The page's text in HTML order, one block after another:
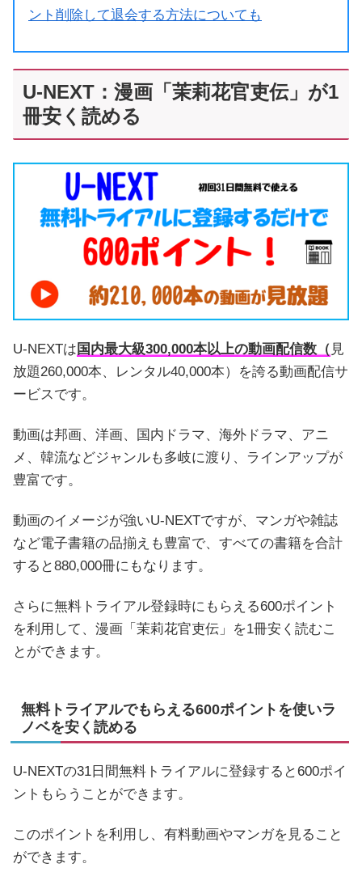
ント削除して退会する方法についても
U-NEXT：漫画「茉莉花官吏伝」が1
冊安く読める
U-NEXTは 国内最大級300,000本以上の動画配信数（ 見
放題260,000本、レンタル40,000本）を誇る動画配信サ
ービスです。
動画は邦画、洋画、国内ドラマ、海外ドラマ、アニ
メ、韓流などジャンルも多岐に渡り、ラインアップが
豊富です。
動画のイメージが強いU-NEXTですが、マンガや雑誌
など電子書籍の品揃えも豊富で、すべての書籍を合計
すると880,000冊にもなります。
さらに無料トライアル登録時にもらえる600ポイント
を利用して、漫画「茉莉花官吏伝」を1冊安く読むこ
とができます。
無料トライアルでもらえる600ポイントを使いラ
ノベを安く読める
U-NEXTの31日間無料トライアルに登録すると600ポイ
ントもらうことができます。
このポイントを利用し、有料動画やマンガを見ること
ができます。